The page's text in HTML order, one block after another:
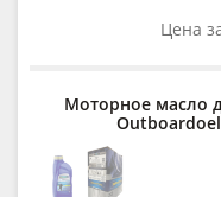
Цена
Моторное масло
Outboardoel